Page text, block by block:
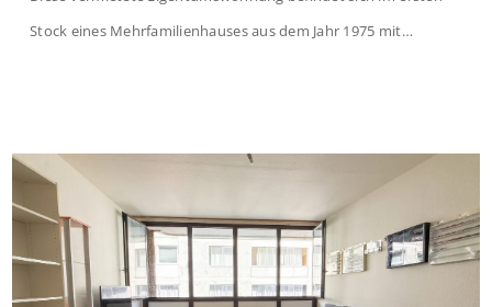
Stock eines Mehrfamilienhauses aus dem Jahr 1975 mit
praktischen Diele, welche ausreichend Platz für eine […]